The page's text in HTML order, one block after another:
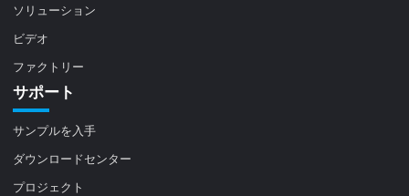
ソリューション
ビデオ
ファクトリー
サポート
サンプルを入手
ダウンロードセンター
プロジェクト